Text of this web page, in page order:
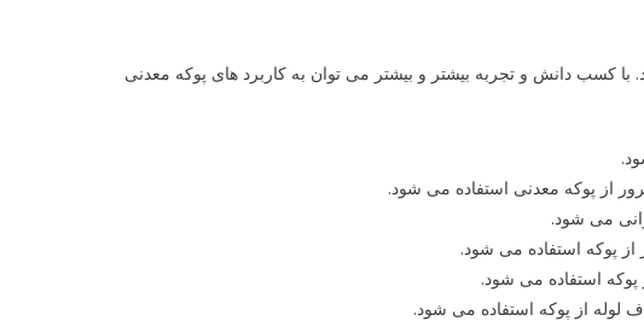
کسب دانش و تجربه بیشتر و بیشتر می‌ توان به کاربرد های پوکه معدنی
از پوکه معدنی استفاده می‌ شود.
می ‌شود.
پوکه استفاده می‌ شود.
پوکه استفاده می ‌شود.
لوله از پوکه استفاده می ‌شود.